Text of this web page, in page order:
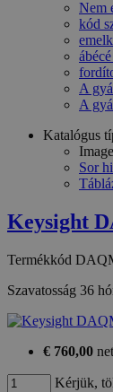
Nem
kód
A
A
Katalógus
Sor
Keysight
Termékkód
Szavatosság 36
€ 760,00
Kérjük,